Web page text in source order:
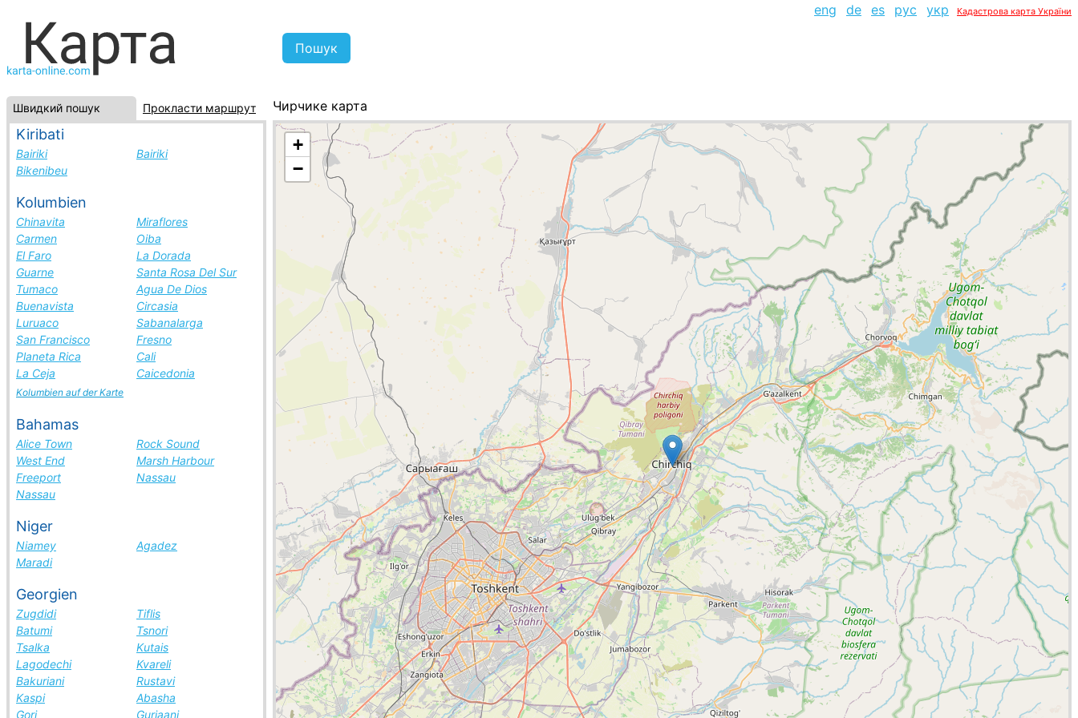
eng de es рус укр Кадастрова карта України
Швидкий пошук Прокласти маршрут
Kiribati
Bairiki
Bairiki
Bikenibeu
Kolumbien
Chinavita
Miraflores
Carmen
Oiba
El Faro
La Dorada
Guarne
Santa Rosa Del Sur
Tumaco
Agua De Dios
Buenavista
Circasia
Luruaco
Sabanalarga
San Francisco
Fresno
Planeta Rica
Cali
La Ceja
Caicedonia
Kolumbien auf der Karte
Bahamas
Alice Town
Rock Sound
West End
Marsh Harbour
Freeport
Nassau
Nassau
Niger
Niamey
Agadez
Maradi
Georgien
Zugdidi
Tiflis
Batumi
Tsnori
Tsalka
Kutais
Lagodechi
Kvareli
Bakuriani
Rustavi
Kaspi
Abasha
Gori
Gurjaani
Чирчике карта
Узбекистан, список міст
+
−